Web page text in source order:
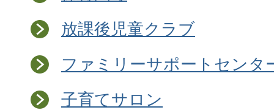
放課後児童クラブ
ファミリーサポートセンタ
子育てサロン